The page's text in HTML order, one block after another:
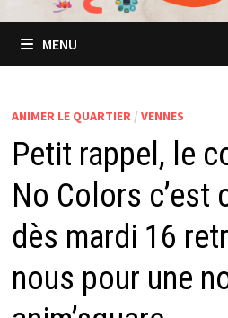
MENU
ANIMER LE QUARTIER/ VENNES
Petit rappel, le
No Colors c’est
dès mardi 16
nous pour une